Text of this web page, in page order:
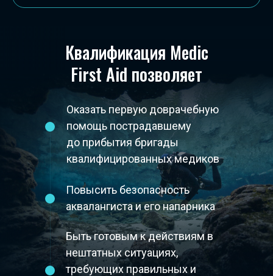
Квалификация Medic
First Aid позволяет
Быть готовым к действиям в
нештатных ситуациях,
требующих правильных и
Повысить безопасность
аквалангиста и его напарника
Оказать первую доврачебную
помощь пострадавшему
до прибытия бригады
квалифицированных медиков